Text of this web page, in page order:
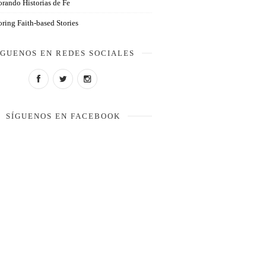
Historias de Fe
Faith-based Stories
EN REDES SOCIALES
SÍGUENOS EN FACEBOOK